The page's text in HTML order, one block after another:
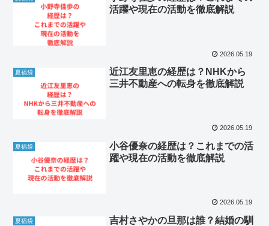
活躍や現在の活動を徹底解説
2026.05.19
夏福袋
近江友里恵の経歴は？NHKから
三井不動産への転身を徹底解説
2026.05.19
夏福袋
小谷優奈の経歴は？これまでの活
躍や現在の活動を徹底解説
2026.05.19
夏福袋
吉村さやかの旦那は誰？結婚の馴